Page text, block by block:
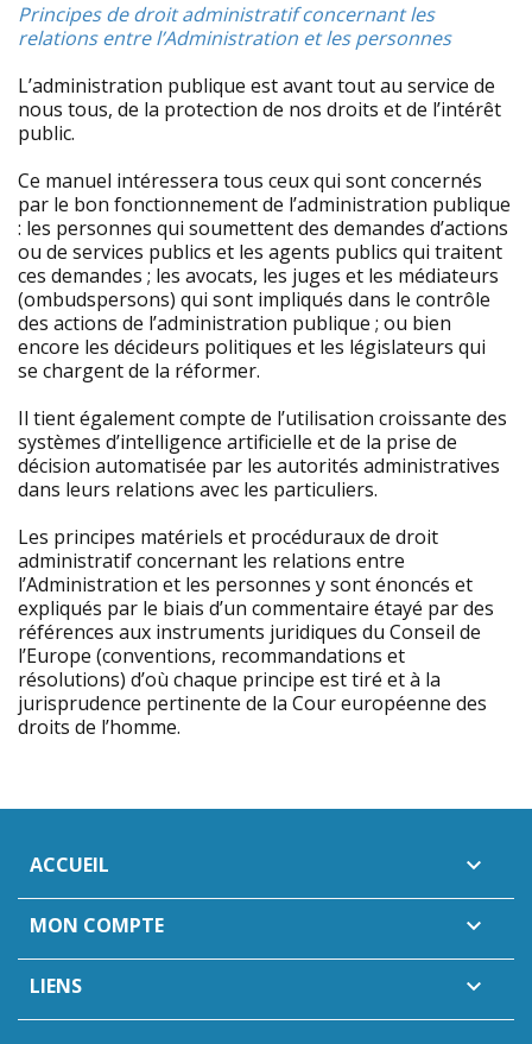
Principes de droit administratif concernant les
relations entre l’Administration et les personnes
L’administration publique est avant tout au service de
nous tous, de la protection de nos droits et de l’intérêt
public.
Ce manuel intéressera tous ceux qui sont concernés
par le bon fonctionnement de l’administration publique
: les personnes qui soumettent des demandes d’actions
ou de services publics et les agents publics qui traitent
ces demandes ; les avocats, les juges et les médiateurs
(ombudspersons) qui sont impliqués dans le contrôle
des actions de l’administration publique ; ou bien
encore les décideurs politiques et les législateurs qui
se chargent de la réformer.
Il tient également compte de l’utilisation croissante des
systèmes d’intelligence artificielle et de la prise de
décision automatisée par les autorités administratives
dans leurs relations avec les particuliers.
Les principes matériels et procéduraux de droit
administratif concernant les relations entre
l’Administration et les personnes y sont énoncés et
expliqués par le biais d’un commentaire étayé par des
références aux instruments juridiques du Conseil de
l’Europe (conventions, recommandations et
résolutions) d’où chaque principe est tiré et à la
jurisprudence pertinente de la Cour européenne des
droits de l’homme.
ACCUEIL 
MON COMPTE 
LIENS 